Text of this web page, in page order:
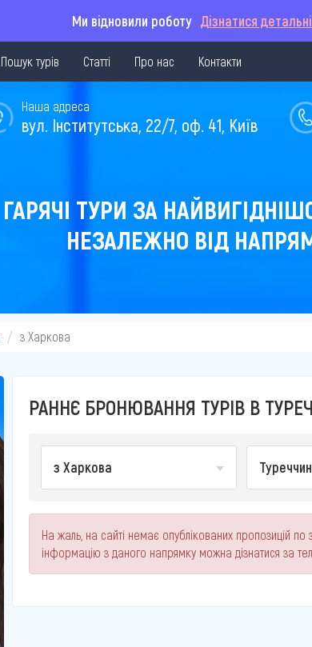
Ми відновили роботу Дізнатися
Пошук турів Статті Про нас Контакти
Наша адреса
вул. Інститутська, 22/7, оф. 41, Київ
ГАРЯЧІ ТУРИ ЗА
НЕЗАЛЕЖНО ВІД
з Харкова
РАННЄ БРОНЮВАННЯ ТУРІВ В
з Харкова
На жаль, на сайті немає опублікованих пропозицій
інформацію з даного напрямку можна дізнатися за